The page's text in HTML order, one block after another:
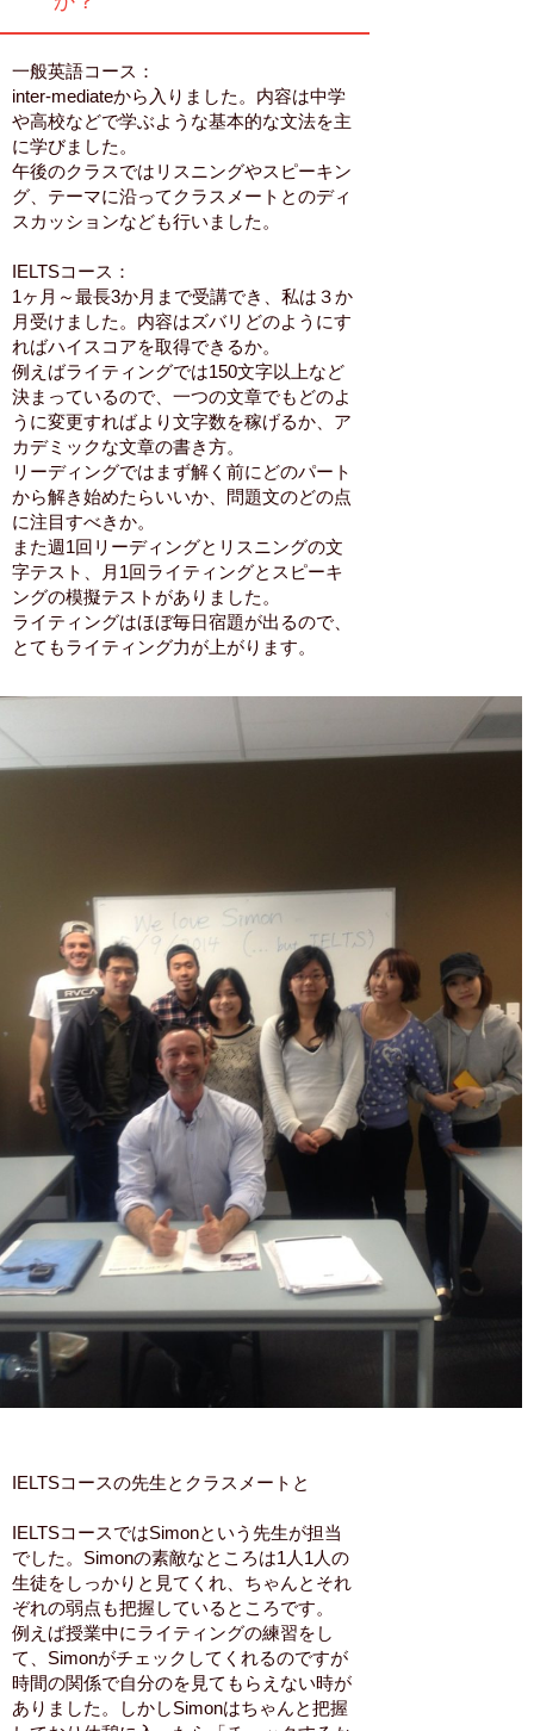
一般英語コース：
inter-mediateから入りました。内容は中学
や高校などで学ぶような基本的な文法を主
に学びました。
午後のクラスではリスニングやスピーキン
グ、テーマに沿ってクラスメートとのディ
スカッションなども行いました。
IELTSコース：
1ヶ月～最長3か月まで受講でき、私は３か
月受けました。内容はズバリどのようにす
ればハイスコアを取得できるか。
例えばライティングでは150文字以上など
決まっているので、一つの文章でもどのよ
うに変更すればより文字数を稼げるか、ア
カデミックな文章の書き方。
リーディングではまず解く前にどのパート
から解き始めたらいいか、問題文のどの点
に注目すべきか。
また週1回リーディングとリスニングの文
字テスト、月1回ライティングとスピーキ
ングの模擬テストがありました。
ライティングはほぼ毎日宿題が出るので、
とてもライティング力が上がります。
IELTSコースの先生とクラスメートと
IELTSコースではSimonという先生が担当
でした。Simonの素敵なところは1人1人の
生徒をしっかりと見てくれ、ちゃんとそれ
ぞれの弱点も把握しているところです。
例えば授業中にライティングの練習をし
て、Simonがチェックしてくれるのですが
時間の関係で自分のを見てもらえない時が
ありました。しかしSimonはちゃんと把握